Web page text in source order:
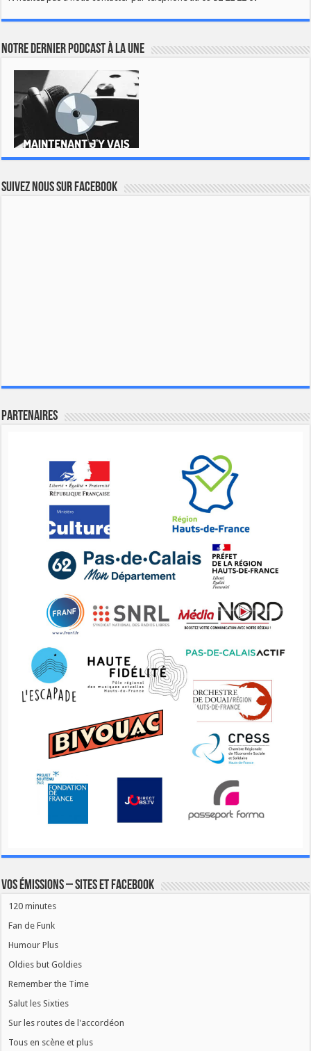
Notre dernier podcast à la une
Suivez nous sur Facebook
Partenaires
Vos émissions – Sites et Facebook
120 minutes
Fan de Funk
Humour Plus
Oldies but Goldies
Remember the Time
Salut les Sixties
Sur les routes de l'accordéon
Tous en scène et plus